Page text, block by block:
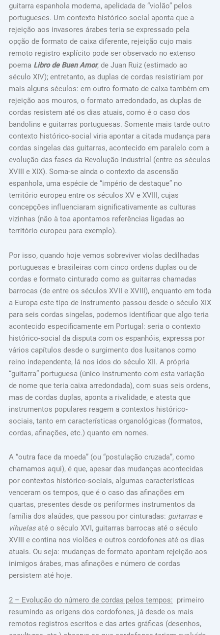
guitarra espanhola moderna, apelidada de “violão” pelos
portugueses. Um contexto histórico social aponta que a
rejeição aos invasores árabes teria se expressado pela
opção de formato de caixa diferente, rejeição cujo mais
remoto registro explícito pode ser observado no extenso
poema Libro de Buen Amor, de Juan Ruiz (estimado ao
século XIV); entretanto, as duplas de cordas resistiriam por
mais alguns séculos: em outro formato de caixa também em
rejeição aos mouros, o formato arredondado, as duplas de
cordas resistem até os dias atuais, como é o caso dos
bandolins e guitarras portuguesas. Somente mais tarde outro
contexto histórico-social viria apontar a citada mudança para
cordas singelas das guitarras, acontecido em paralelo com a
evolução das fases da Revolução Industrial (entre os séculos
XVIII e XIX). Soma-se ainda o contexto da ascensão
espanhola, uma espécie de “império de destaque” no
território europeu entre os séculos XV e XVIII, cujas
concepções influenciaram significativamente as culturas
vizinhas (não à toa apontamos referências ligadas ao
território europeu para exemplo).
Por isso, quando hoje vemos sobreviver violas dedilhadas
portuguesas e brasileiras com cinco ordens duplas ou de
cordas e formato cinturado como as guitarras chamadas
barrocas (de entre os séculos XVII e XVIII), enquanto em toda
a Europa este tipo de instrumento passou desde o século XIX
para seis cordas singelas, podemos identificar que algo teria
acontecido especificamente em Portugal: seria o contexto
histórico-social da disputa com os espanhóis, expressa por
vários capítulos desde o surgimento dos lusitanos como
reino independente, lá nos idos do século XII. A própria
“guitarra” portuguesa (único instrumento com esta variação
de nome que teria caixa arredondada), com suas seis ordens,
mas de cordas duplas, aponta a rivalidade, e atesta que
instrumentos populares reagem a contextos histórico-
sociais, tanto em características organológicas (formatos,
cordas, afinações, etc.) quanto em nomes.
A “outra face da moeda” (ou “postulação cruzada”, como
chamamos aqui), é que, apesar das mudanças acontecidas
por contextos histórico-sociais, algumas características
venceram os tempos, que é o caso das afinações em
quartas, presentes desde os periformes instrumentos da
família dos alaúdes, que passou por cinturadas: guitarrase
vihuelasaté o século XVI, guitarras barrocas até o século
XVIII e contina nos violões e outros cordofones até os dias
atuais. Ou seja: mudanças de formato apontam rejeição aos
inimigos árabes, mas afinações e número de cordas
persistem até hoje.
2 – Evolução do número de cordas pelos tempos: primeiro
resumindo as origens dos cordofones, já desde os mais
remotos registros escritos e das artes gráficas (desenhos,